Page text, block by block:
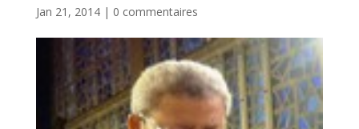
Jan 21, 2014| 0 commentaires